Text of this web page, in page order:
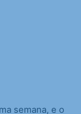
semana, e o